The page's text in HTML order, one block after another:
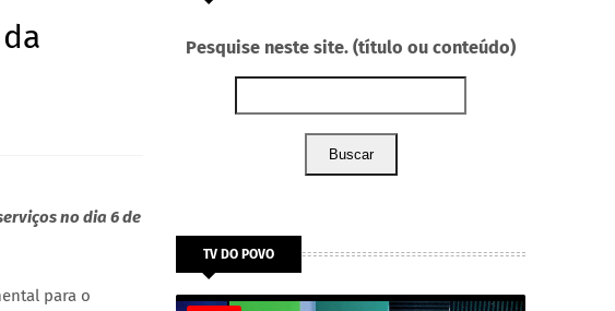
no dia 6 de
para o
Pesquise neste site. (título ou conteúdo)
Buscar
TV DO POVO